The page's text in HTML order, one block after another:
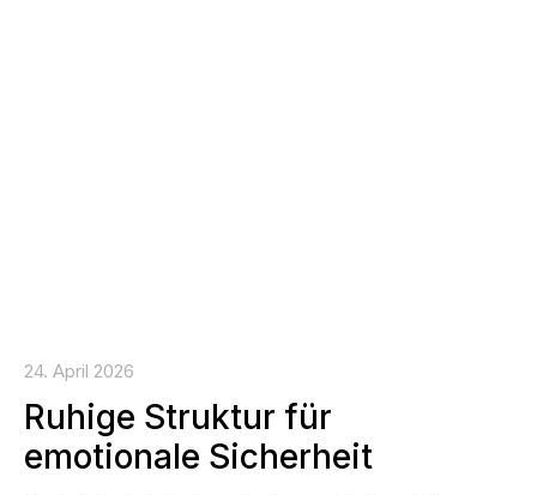
24. April 2026
Ruhige Struktur für
emotionale Sicherheit